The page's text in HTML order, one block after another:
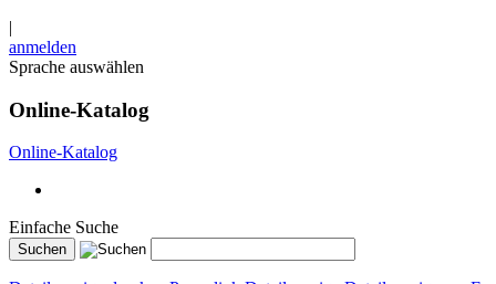
|
anmelden
Sprache auswählen
Online-Katalog
Online-Katalog
Einfache Suche